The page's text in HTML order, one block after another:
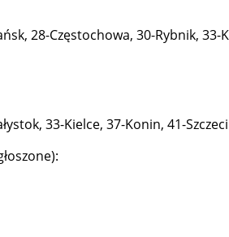
28-Częstochowa, 30-Rybnik, 33-
33-Kielce, 37-Konin, 41-